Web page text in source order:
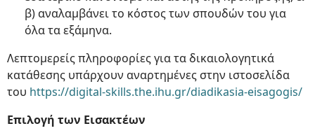
β) αναλαμβάνει το κόστος των σπουδών του για
όλα τα εξάμηνα.
Λεπτομερείς πληροφορίες για τα δικαιολογητικά
κατάθεσης υπάρχουν αναρτημένες στην ιστοσελίδα
του https://digital-skills.the.ihu.gr/diadikasia-eisagogis/
Επιλογή των Εισακτέων